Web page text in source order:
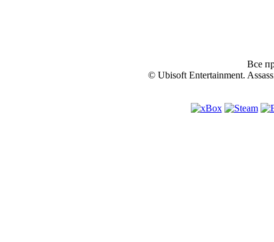
Все
© Ubisoft Entertainment.